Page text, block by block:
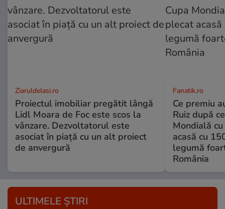
ZiaruldeIasi.ro
Proiectul imobiliar pregătit lângă
Lidl Moara de Foc este scos la
vânzare. Dezvoltatorul este
asociat în piață cu un alt proiect
de anvergură
Fanatik.ro
Ce premiu
Ruiz după
Mondială
acasă cu
legumă
România
ULTIMELE ȘTIRI